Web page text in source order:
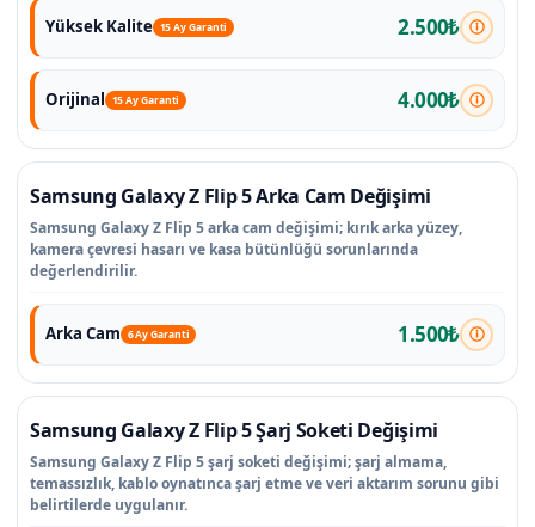
Yüksek Kalite 15 Ay Garanti 2.500₺
Orijinal 15 Ay Garanti 4.000₺
Samsung Galaxy Z Flip 5 Arka Cam Değişimi
Samsung Galaxy Z Flip 5 arka cam değişimi; kırık arka yüzey,
kamera çevresi hasarı ve kasa bütünlüğü sorunlarında
değerlendirilir.
Arka Cam 6 Ay Garanti 1.500₺
Samsung Galaxy Z Flip 5 Şarj Soketi Değişimi
Samsung Galaxy Z Flip 5 şarj soketi değişimi; şarj almama,
temassızlık, kablo oynatınca şarj etme ve veri aktarım sorunu gibi
belirtilerde uygulanır.